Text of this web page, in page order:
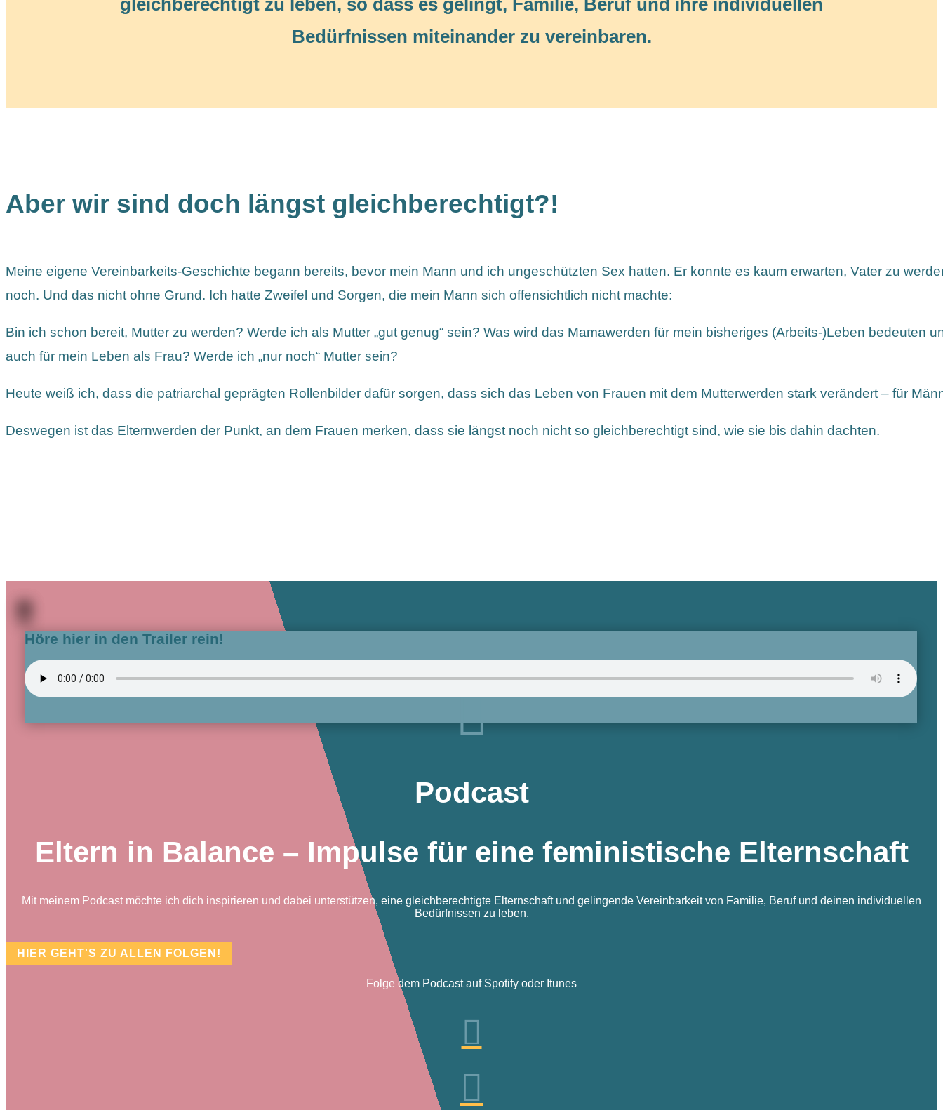
Bedürfnissen miteinander zu vereinbaren.
Aber wir sind doch längst gleichberechtigt?!
Meine eigene Vereinbarkeits-Geschichte begann bereits, bevor mein Mann und ich ungeschützten Sex hatten. Er konnte es kaum erwarten, Vater zu
noch. Und das nicht ohne Grund. Ich hatte Zweifel und Sorgen, die mein Mann sich offensichtlich nicht machte:
Bin ich schon bereit, Mutter zu werden? Werde ich als Mutter „gut genug“ sein? Was wird das Mamawerden für mein bisheriges (Arbeits-)Leben bedeuten
auch für mein Leben als Frau? Werde ich „nur noch“ Mutter sein?
Heute weiß ich, dass die patriarchal geprägten Rollenbilder dafür sorgen, dass sich das Leben von Frauen mit dem Mutterwerden stark verändert – für
Deswegen ist das Elternwerden der Punkt, an dem Frauen merken, dass sie längst noch nicht so gleichberechtigt sind, wie sie bis dahin dachten.
Höre hier in den Trailer rein!

Podcast
Eltern in Balance – Impulse für eine feministische Elternschaft
Mit meinem Podcast möchte ich dich inspirieren und dabei unterstützen, eine gleichberechtigte Elternschaft und gelingende Vereinbarkeit von Familie, Beruf und deinen individuellen
Bedürfnissen zu leben.
HIER GEHT'S ZU ALLEN FOLGEN!
Folge dem Podcast auf Spotify oder Itunes

